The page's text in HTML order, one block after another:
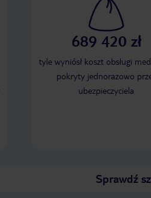
689 420 zł
tyle wyniósł koszt obsługi
pokryty jednorazowo
ubezpieczyciela
Sprawdź